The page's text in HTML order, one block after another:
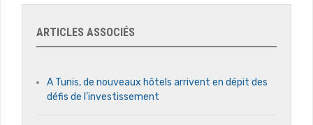
ARTICLES ASSOCIÉS
A Tunis, de nouveaux hôtels arrivent en dépit des
défis de l’investissement